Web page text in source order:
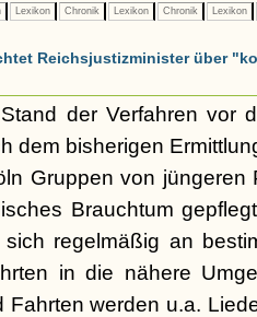
Lexikon Chronik Lexikon Chronik Lexikon
Reichsjustizminister über
der Verfahren vor
dem bisherigen
Gruppen von jüngeren
Brauchtum
regelmäßig an
in die nähere
Fahrten werden u.a.